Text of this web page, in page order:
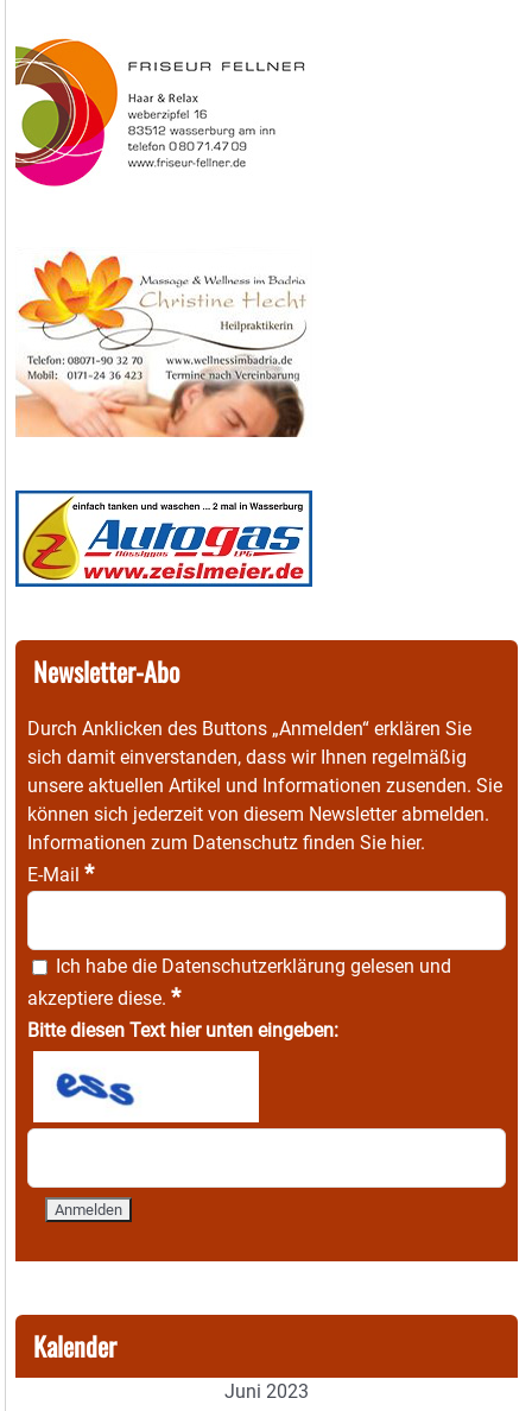
Newsletter-Abo
Durch Anklicken des Buttons „Anmelden“ erklären Sie
sich damit einverstanden, dass wir Ihnen regelmäßig
unsere aktuellen Artikel und Informationen zusenden. Sie
können sich jederzeit von diesem Newsletter abmelden.
Informationen zum Datenschutz finden Sie hier.
E-Mail *
Ich habe die Datenschutzerklärung gelesen und
akzeptiere diese. *
Bitte diesen Text hier unten eingeben:
Kalender
Juni 2023